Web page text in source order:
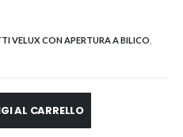
VELUX CON APERTURA A BILICO
AL CARRELLO